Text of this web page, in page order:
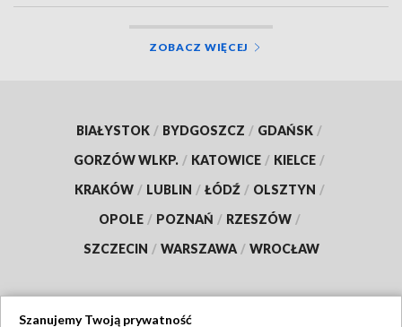
ZOBACZ WIĘCEJ
BIAŁYSTOK / BYDGOSZCZ / GDAŃSK /
GORZÓW WLKP. / KATOWICE / KIELCE /
KRAKÓW / LUBLIN / ŁÓDŹ / OLSZTYN /
OPOLE / POZNAŃ / RZESZÓW /
SZCZECIN / WARSZAWA / WROCŁAW
Szanujemy Twoją prywatność